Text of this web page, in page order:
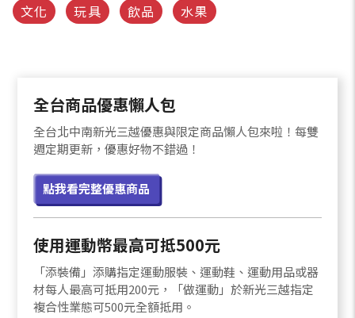
文化
玩具 飲品 水果
全台商品優惠懶人包
全台北中南新光三越優惠與限定商品懶人包來啦！每雙
週定期更新，優惠好物不錯過！
點我看完整優惠商品
使用運動幣最高可抵500元
「添裝備」添購指定運動服裝、運動鞋、運動用品或器
材每人最高可抵用200元，「做運動」於新光三越指定
複合性業態可500元全額抵用。